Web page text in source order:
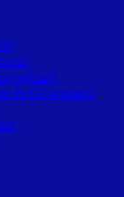
primarii
& Guvernanta